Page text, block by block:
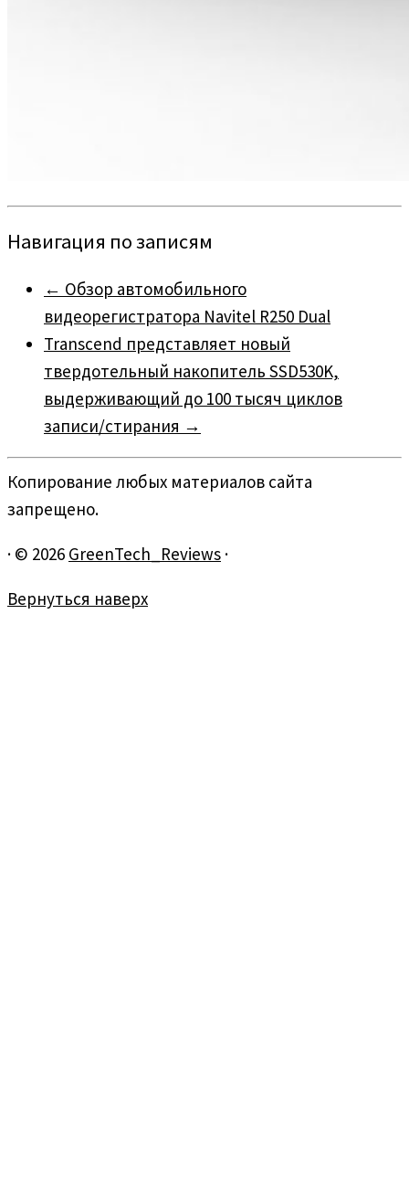
Навигация по записям
← Обзор автомобильного
видеорегистратора Navitel R250 Dual
Transcend представляет новый
твердотельный накопитель SSD530K,
выдерживающий до 100 тысяч циклов
записи/стирания →
Копирование любых материалов сайта
запрещено.
· © 2026 GreenTech_Reviews ·
Вернуться наверх